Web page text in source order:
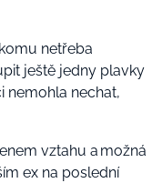
netřeba
ještě jedny plavky
nemohla nechat,
vztahu a možná
ex na poslední